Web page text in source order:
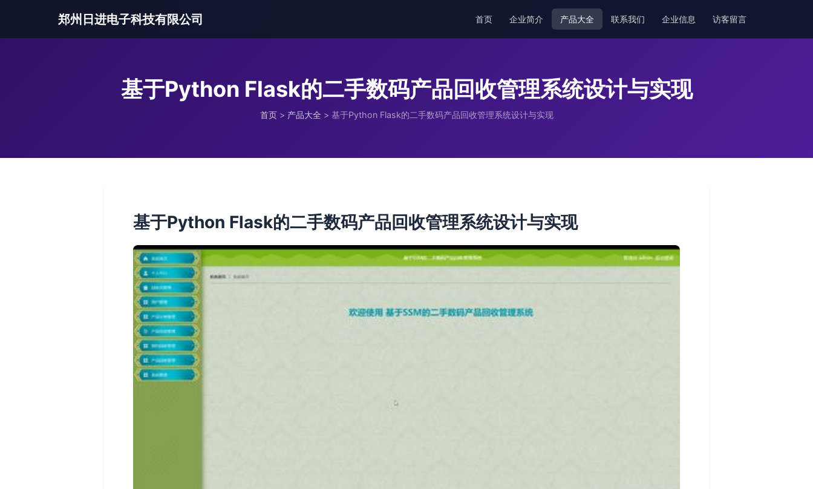
郑州日进电子科技有限公司 首页 企业简介 产品大全 联系我们 企业信息 访客留言
基于Python Flask的二手数码产品回收管理系统设计与实现
首页 > 产品大全 > 基于Python Flask的二手数码产品回收管理系统设计与实现
基于Python Flask的二手数码产品回收管理系统设计与实现